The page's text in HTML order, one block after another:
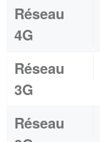
Réseau
4G
Réseau
3G
Réseau